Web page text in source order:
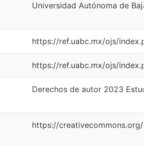
Universidad Autónoma de Baja
https://ref.uabc.mx/ojs/
https://ref.uabc.mx/ojs/
Derechos de autor 2023
https://creativecommons.org/